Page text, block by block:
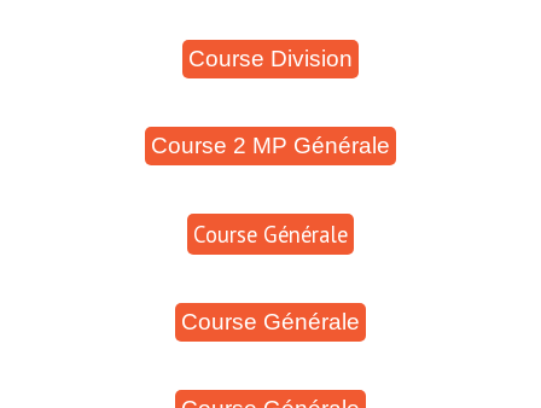
Course Division
Course 2 MP Générale
Course Générale
Course Générale